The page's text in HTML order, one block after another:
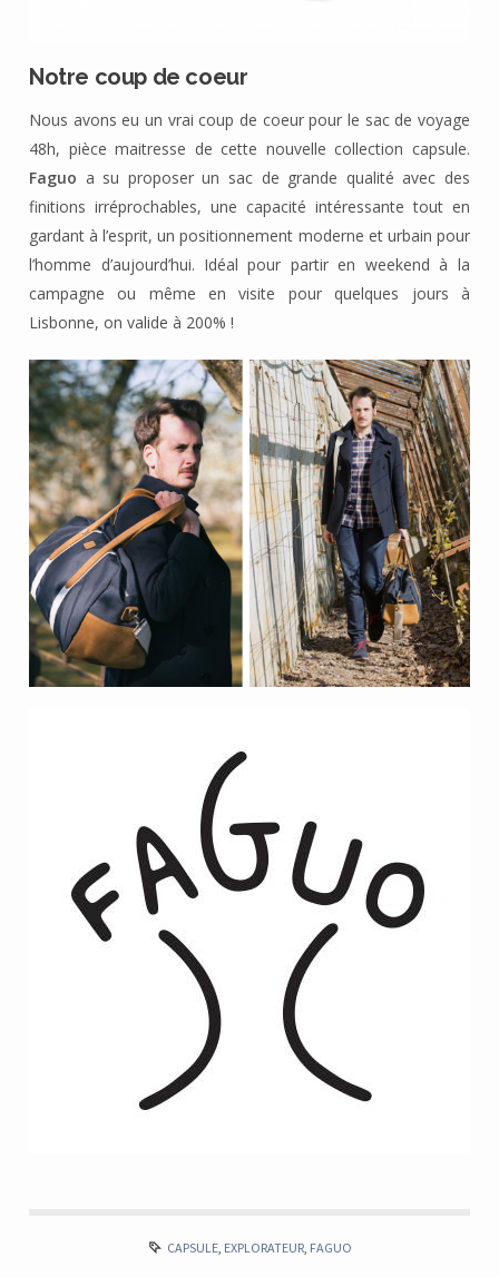
Notre coup de coeur
Nous avons eu un vrai coup de coeur pour le sac de voyage
48h, pièce maitresse de cette nouvelle collection capsule.
Faguo a su proposer un sac de grande qualité avec des
finitions irréprochables, une capacité intéressante tout en
gardant à l’esprit, un positionnement moderne et urbain pour
l’homme d’aujourd’hui. Idéal pour partir en weekend à la
campagne ou même en visite pour quelques jours à
Lisbonne, on valide à 200% !
CAPSULE, EXPLORATEUR, FAGUO